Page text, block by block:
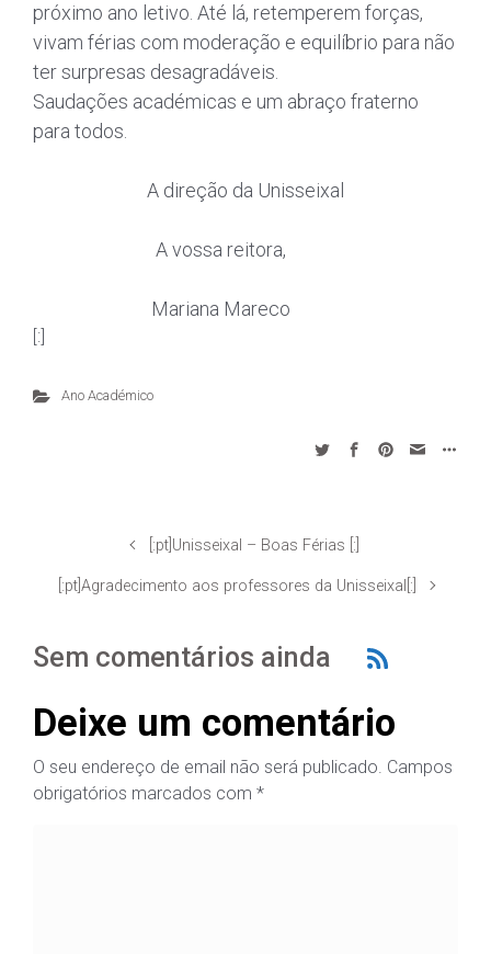
próximo ano letivo. Até lá, retemperem forças,
vivam férias com moderação e equilíbrio para não
ter surpresas desagradáveis.
Saudações académicas e um abraço fraterno
para todos.
A direção da Unisseixal
A vossa reitora,
Mariana Mareco
[:]
Ano Académico
[:pt]Unisseixal – Boas Férias [:]
[:pt]Agradecimento aos professores da Unisseixal[:]
Sem comentários ainda
Deixe um comentário
O seu endereço de email não será publicado. Campos
obrigatórios marcados com *